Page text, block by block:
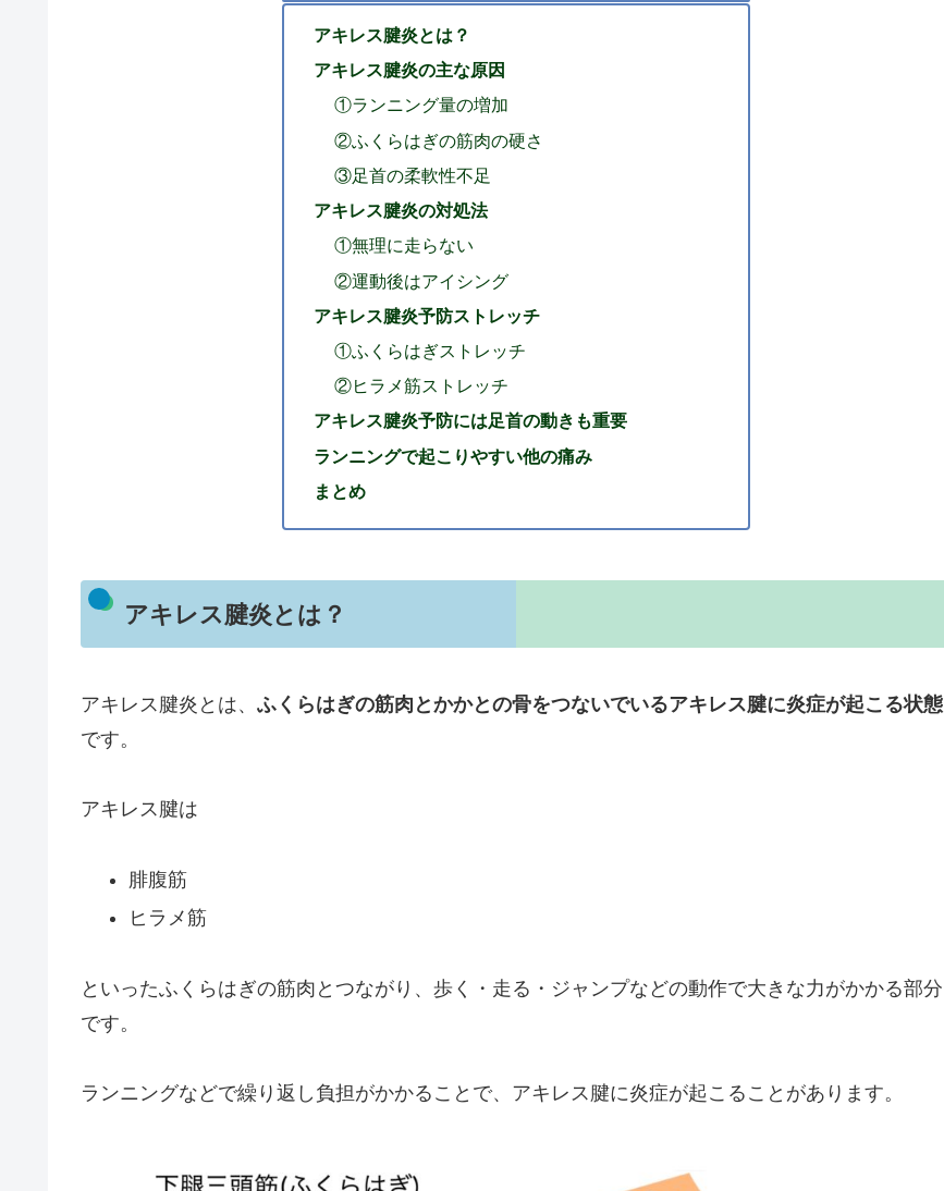
アキレス腱炎とは？
アキレス腱炎の主な原因
①ランニング量の増加
②ふくらはぎの筋肉の硬さ
③足首の柔軟性不足
アキレス腱炎の対処法
①無理に走らない
②運動後はアイシング
アキレス腱炎予防ストレッチ
①ふくらはぎストレッチ
②ヒラメ筋ストレッチ
アキレス腱炎予防には足首の動きも重要
ランニングで起こりやすい他の痛み
まとめ
アキレス腱炎とは？
アキレス腱炎とは、 ふくらはぎの筋肉とかかとの骨をつないでいるアキレス腱に炎症が起こる状態
です。
アキレス腱は
腓腹筋
ヒラメ筋
といったふくらはぎの筋肉とつながり、歩く・走る・ジャンプなどの動作で大きな力がかかる部分
です。
ランニングなどで繰り返し負担がかかることで、アキレス腱に炎症が起こることがあります。